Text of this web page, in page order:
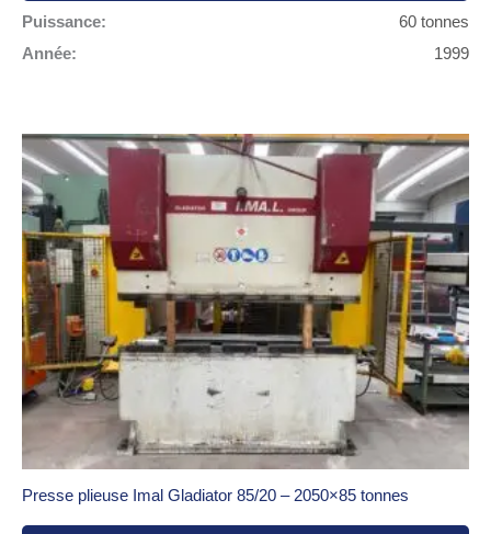
Puissance:
60 tonnes
Année:
1999
Presse plieuse Imal Gladiator 85/20 – 2050×85 tonnes